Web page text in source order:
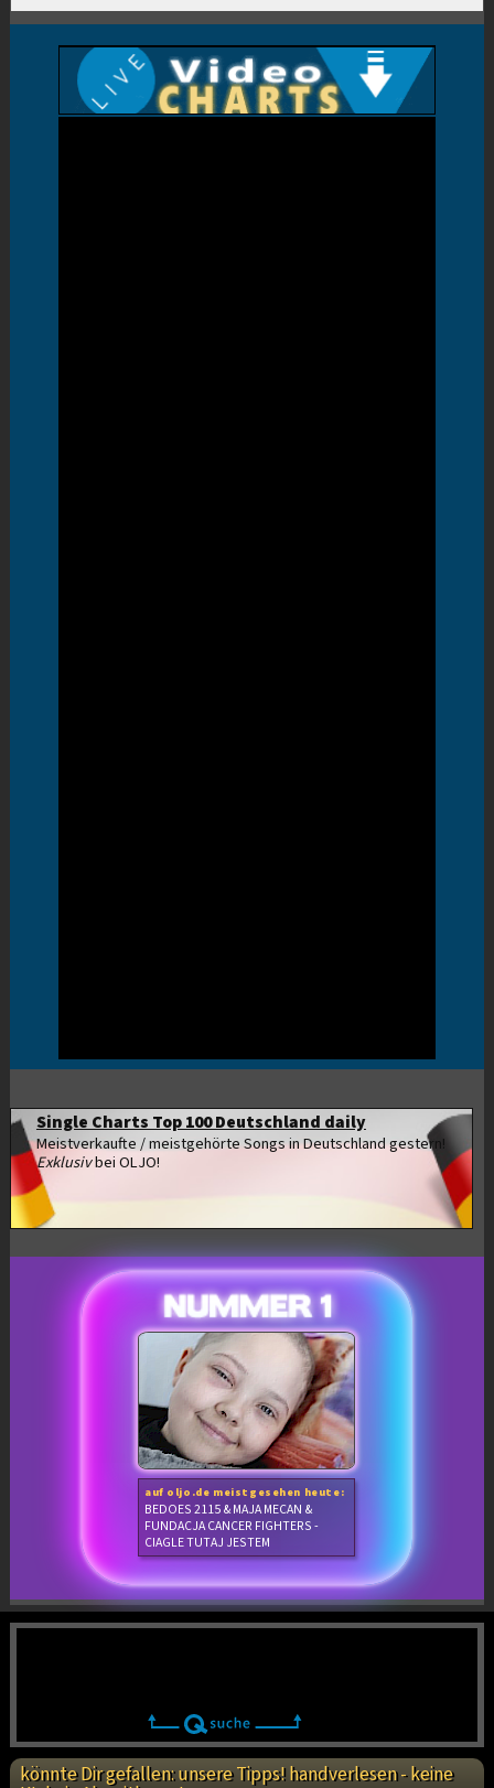
Single Charts Top 100 Deutschland daily
Meistverkaufte / meistgehörte Songs in Deutschland gestern!
Exklusivbei OLJO!
auf oljo.de meistgesehen heute:
BEDOES 2115 & MAJA MECAN &
FUNDACJA CANCER FIGHTERS -
CIAGLE TUTAJ JESTEM
könnte Dir gefallen: unsere Tipps! handverlesen - keine